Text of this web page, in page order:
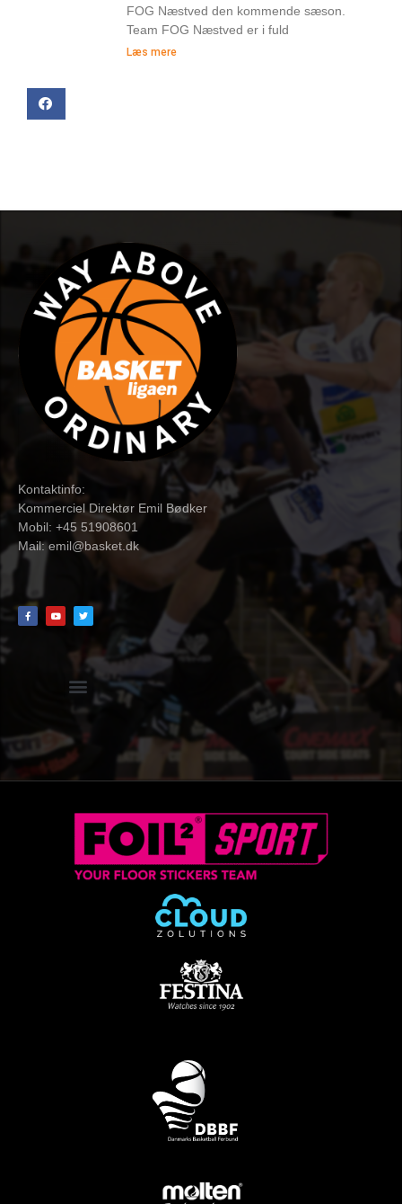
FOG Næstved den kommende sæson.
Team FOG Næstved er i fuld
Læs mere
Kontaktinfo:
Kommerciel Direktør Emil Bødker
Mobil: +45 51908601
Mail:emil@basket.dk